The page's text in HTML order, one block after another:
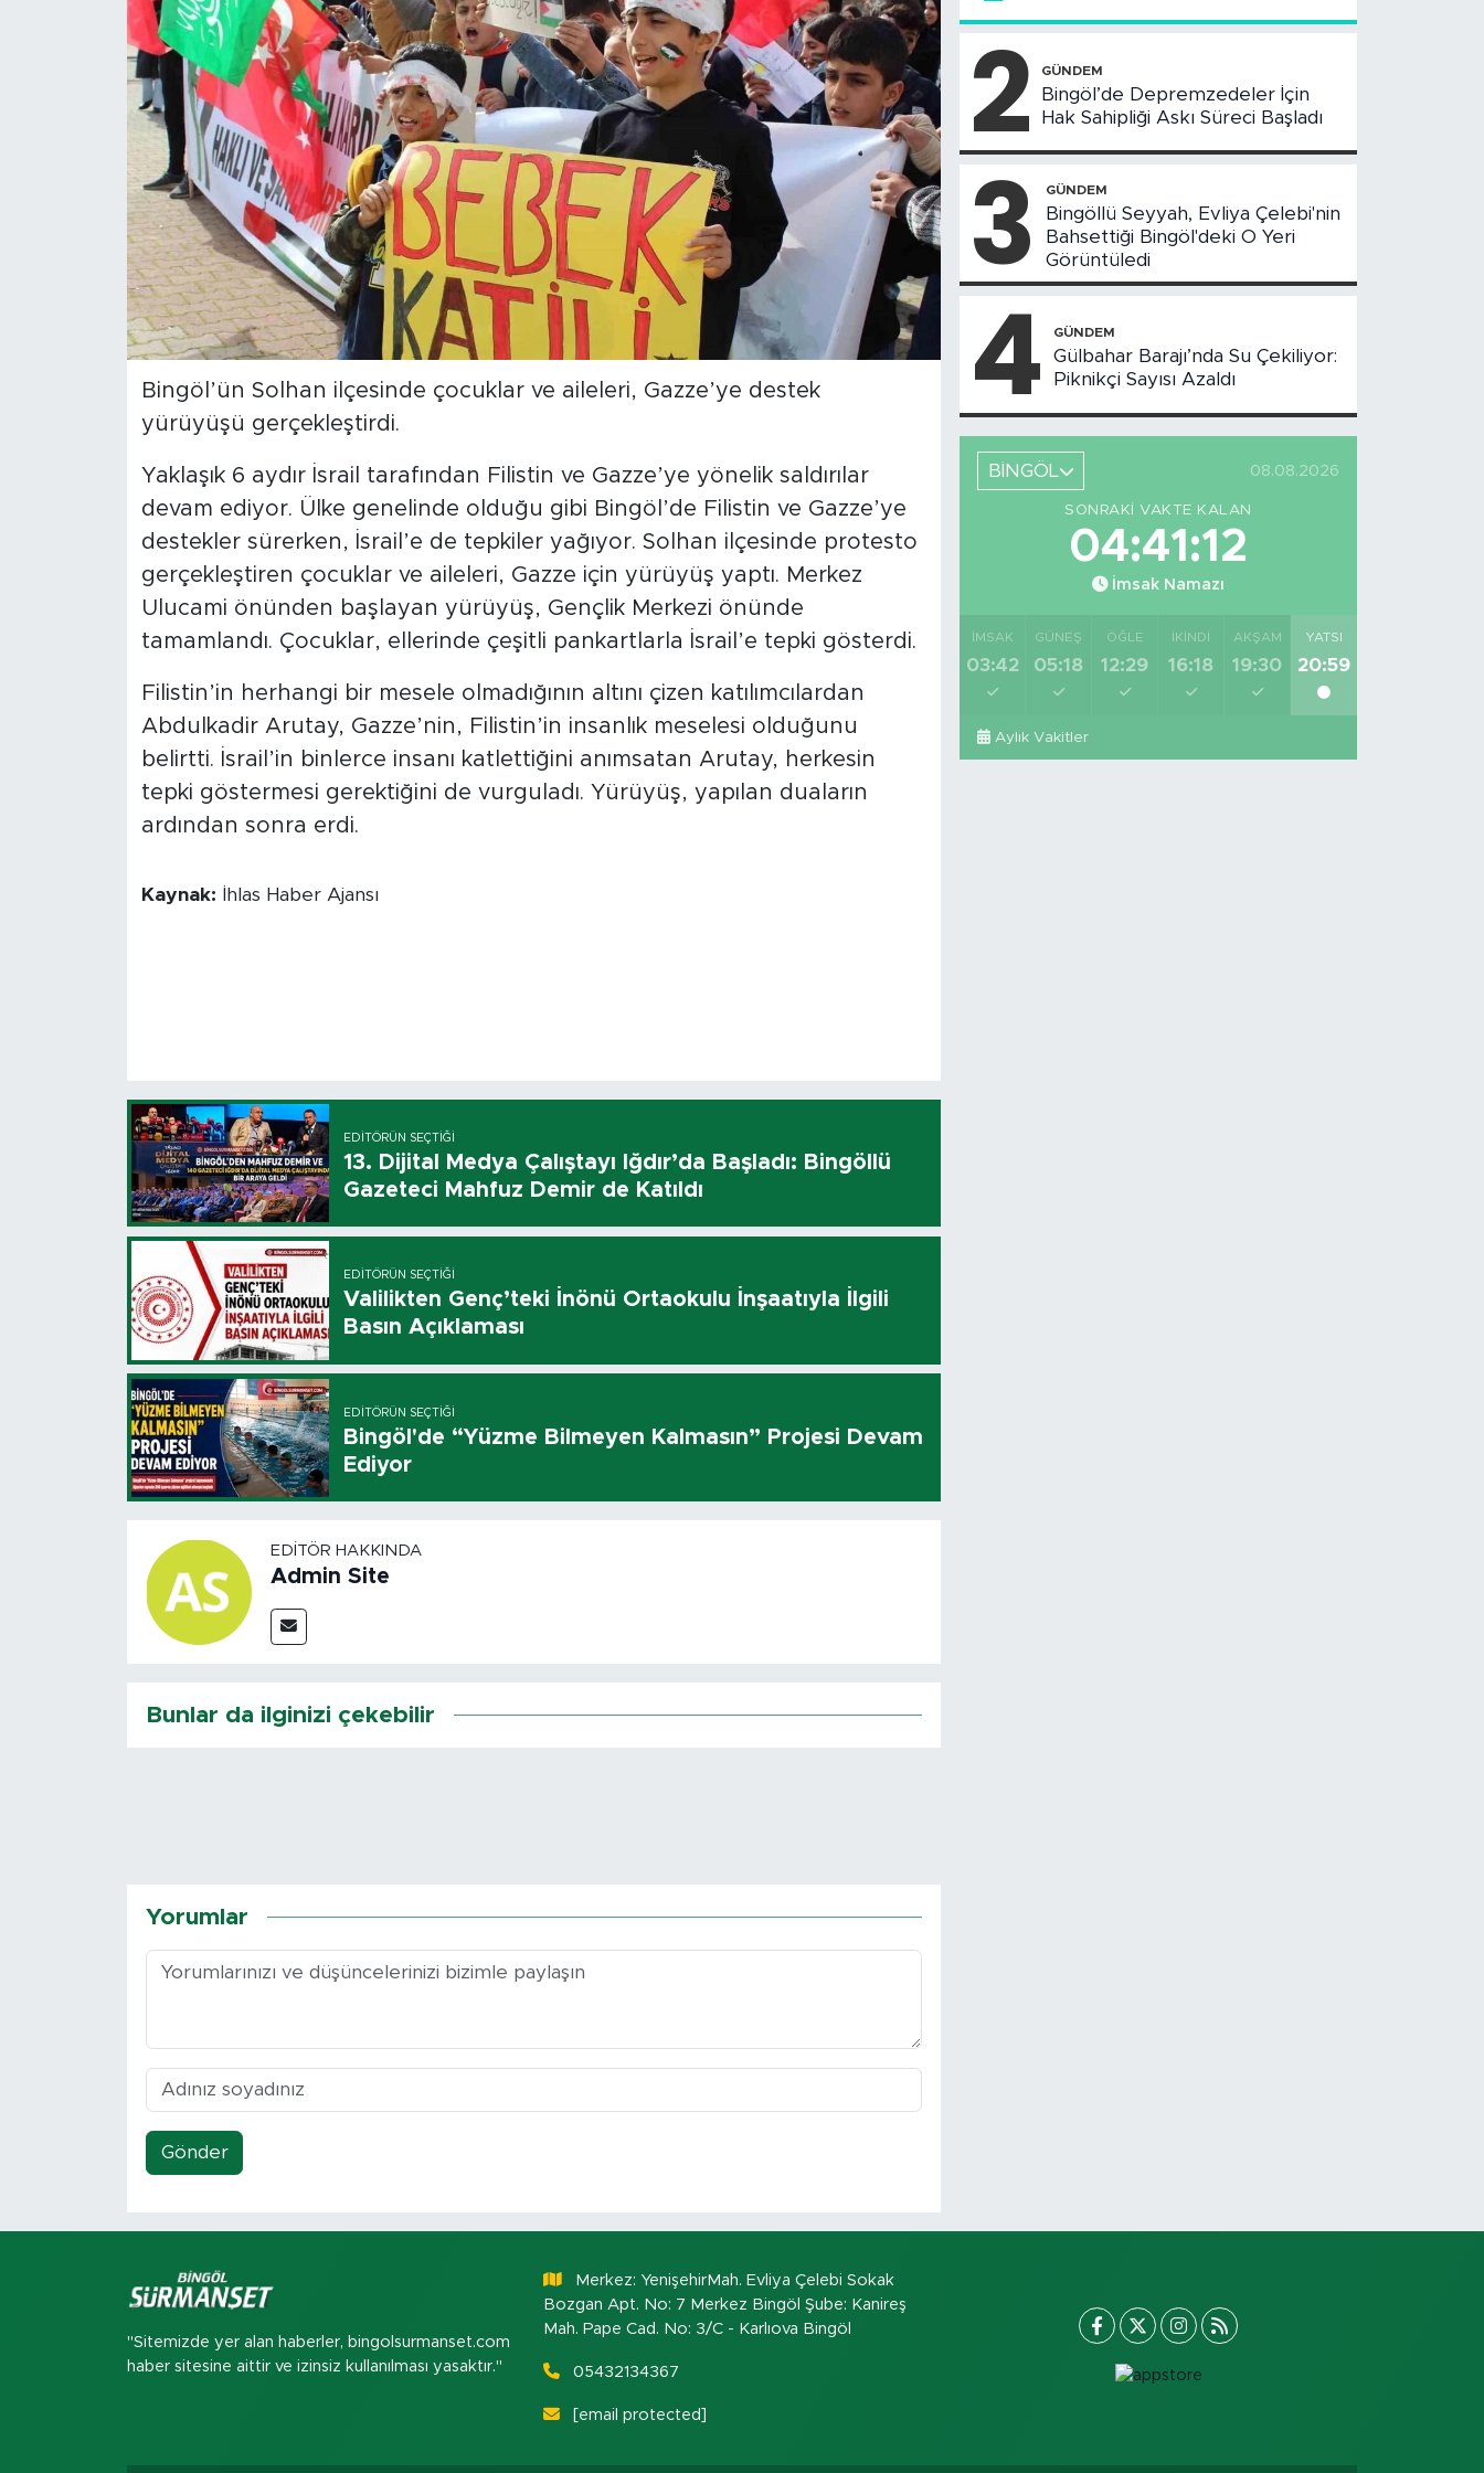
Bingöl’ün Solhan ilçesinde çocuklar ve aileleri, Gazze’ye destek
yürüyüşü gerçekleştirdi.
Yaklaşık 6 aydır İsrail tarafından Filistin ve Gazze’ye yönelik saldırılar
devam ediyor. Ülke genelinde olduğu gibi Bingöl’de Filistin ve Gazze’ye
destekler sürerken, İsrail’e de tepkiler yağıyor. Solhan ilçesinde protesto
gerçekleştiren çocuklar ve aileleri, Gazze için yürüyüş yaptı. Merkez
Ulucami önünden başlayan yürüyüş, Gençlik Merkezi önünde
tamamlandı. Çocuklar, ellerinde çeşitli pankartlarla İsrail’e tepki gösterdi.
Filistin’in herhangi bir mesele olmadığının altını çizen katılımcılardan
Abdulkadir Arutay, Gazze’nin, Filistin’in insanlık meselesi olduğunu
belirtti. İsrail’in binlerce insanı katlettiğini anımsatan Arutay, herkesin
tepki göstermesi gerektiğini de vurguladı. Yürüyüş, yapılan duaların
ardından sonra erdi.
Kaynak: İhlas Haber Ajansı
EDITÖRÜN SEÇTIĞI
13. Dijital Medya Çalıştayı Iğdır’da Başladı: Bingöllü
Gazeteci Mahfuz Demir de Katıldı
EDITÖRÜN SEÇTIĞI
Valilikten Genç’teki İnönü Ortaokulu İnşaatıyla İlgili
Basın Açıklaması
EDITÖRÜN SEÇTIĞI
Bingöl'de “Yüzme Bilmeyen Kalmasın” Projesi Devam
Ediyor
EDITÖR HAKKINDA
Admin Site
Bunlar da ilginizi çekebilir
Yorumlar
Gönder
2 GÜNDEM
Bingöl’de Depremzedeler İçin
Hak Sahipliği Askı Süreci Başladı
3 GÜNDEM
Bingöllü Seyyah, Evliya Çelebi'nin
Bahsettiği Bingöl'deki O Yeri
Görüntüledi
4 GÜNDEM
Gülbahar Barajı’nda Su Çekiliyor:
Piknikçi Sayısı Azaldı
BİNGÖL 08.08.2026
SONRAKI VAKTE KALAN
04:41:11
İmsak Namazı
İMSAK
03:42
GÜNEŞ
05:18
ÖĞLE
12:29
İKINDI
16:18
AKŞAM
19:30
YATSI
20:59
Aylık Vakitler
"Sitemizde yer alan haberler, bingolsurmanset.com
haber sitesine aittir ve izinsiz kullanılması yasaktır."
Merkez: YenişehirMah. Evliya Çelebi Sokak
Bozgan Apt. No: 7 Merkez Bingöl Şube: Kanireş
Mah. Pape Cad. No: 3/C - Karlıova Bingöl
05432134367
[email protected]
Ekonomi
Hava Durumu
Bingöl Kaza Haberleri